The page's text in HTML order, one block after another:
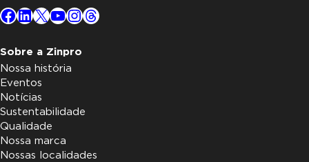
Facebook
LinkedIn
X YouTube
Instagram
Threads
Sobre a Zinpro
Nossa história
Eventos
Notícias
Sustentabilidade
Qualidade
Nossa marca
Nossas localidades